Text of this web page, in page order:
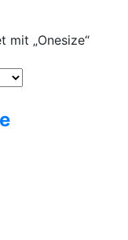
„Onesize“